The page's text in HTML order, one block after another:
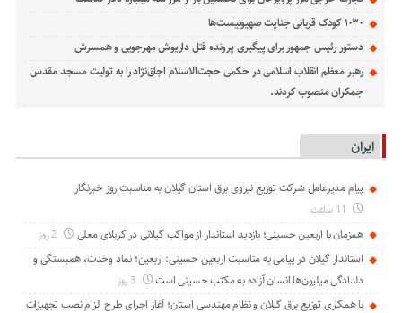
۱۰۳۰ کودک قربانی جنایت صهیونیست‌ها
دستور رئیس جمهور برای پیگیری پرونده قتل داریوش مهرجویی و همسرش
رهبر معظم انقلاب اسلامی در حکمی حجت‌الاسلام اجاق‌نژاد را به تولیت مسجد مقدس
جمکران منصوب کردند.
ایران
پیام مدیرعامل شركت توزیع نیروی برق استان گیلان به مناسبت روز خبرنگار ‌
11 ساعت
همزمان با اربعین حسینی؛ بازدید استاندار از مواکب گیلانی در کربلای معلی 2 روز
استاندار گیلان در پیامی به مناسبت اربعین حسینی: اربعین؛ نماد وحدت، همبستگی و
دلدادگی میلیون‌ها انسان آزاده به مکتب حسینی است
3 روز
با همکاری توزیع برق گیلان و نظام مهندسی استان؛ آغاز اجرای طرح الزام نصب تجهیزات